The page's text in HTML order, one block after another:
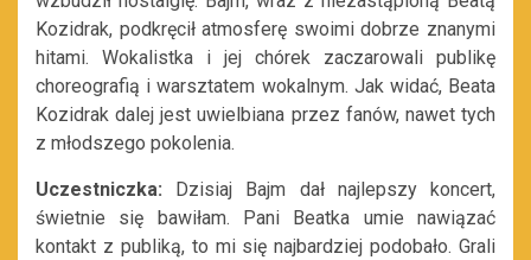
Kozidrak, podkręcił atmosferę swoimi dobrze znanymi
hitami. Wokalistka i jej chórek zaczarowali publikę
choreografią i warsztatem wokalnym. Jak widać, Beata
Kozidrak dalej jest uwielbiana przez fanów, nawet tych
z młodszego pokolenia.
Uczestniczka:
Dzisiaj Bajm dał najlepszy koncert,
świetnie się bawiłam. Pani Beatka umie nawiązać
kontakt z publiką, to mi się najbardziej podobało. Grali